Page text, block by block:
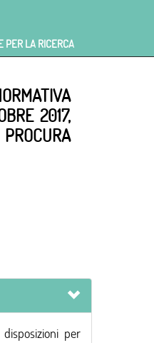
PER LA RICERCA
2017,
per